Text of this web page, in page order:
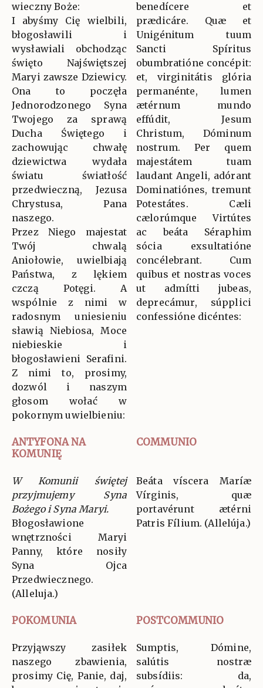
wieczny Boże:
I abyśmy Cię wielbili,
błogosławili i
wysławiali obchodząc
święto Najświętszej
Maryi zawsze Dziewicy.
Ona to poczęła
Jednorodzonego Syna
Twojego za sprawą
Ducha Świętego i
zachowując chwałę
dziewictwa wydała
światu światłość
przedwieczną, Jezusa
Chrystusa, Pana
naszego.
Przez Niego majestat
Twój chwalą
Aniołowie, uwielbiają
Państwa, z lękiem
czczą Potęgi. A
wspólnie z nimi w
radosnym uniesieniu
sławią Niebiosa, Moce
niebieskie i
błogosławieni Serafini.
Z nimi to, prosimy,
dozwól i naszym
głosom wołać w
pokornym uwielbieniu:
benedícere et
prædicáre. Quæ et
Unigénitum tuum
Sancti Spíritus
obumbratióne concépit:
et, virginitátis glória
permanénte, lumen
ætérnum mundo
effúdit, Jesum
Christum, Dóminum
nostrum. Per quem
majestátem tuam
laudant Angeli, adórant
Dominatiónes, tremunt
Potestátes. Cæli
cælorúmque Virtútes
ac beáta Séraphim
sócia exsultatióne
concélebrant. Cum
quibus et nostras voces
ut admítti jubeas,
deprecámur, súpplici
confessióne dicéntes:
ANTYFONA NA
KOMUNIĘ
COMMUNIO
W Komunii świętej
przyjmujemy Syna
Bożego i Syna Maryi.
Błogosławione
wnętrzności Maryi
Panny, które nosiły
Syna Ojca
Przedwiecznego.
(Alleluja.)
Beáta víscera Maríæ
Vírginis, quæ
portavérunt ætérni
Patris Fílium. (Allelúja.)
POKOMUNIA POSTCOMMUNIO
Przyjąwszy zasiłek
naszego zbawienia,
prosimy Cię, Panie, daj,
Sumptis, Dómine,
salútis nostræ
subsídiis: da,